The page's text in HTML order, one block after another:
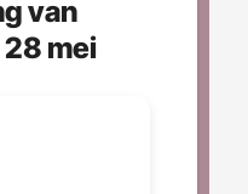
van
mei